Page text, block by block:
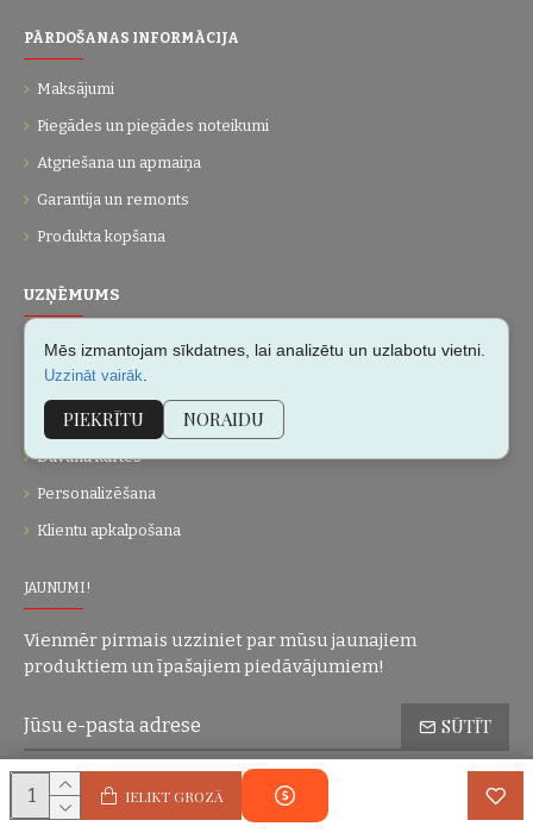
IELIKT GROZĀ
PĀRDOŠANAS INFORMĀCIJA
Maksājumi
Piegādes un piegādes noteikumi
Atgriešana un apmaiņa
Garantija un remonts
Produkta kopšana
UZŅĒMUMS
Par mums
Kontakti
Vietnes karte
Dāvanu kartes
Personalizēšana
Klientu apkalpošana
JAUNUMI!
Vienmēr pirmais uzziniet par mūsu jaunajiem
produktiem un īpašajiem piedāvājumiem!
SŪTĪT
Esmu iepazinies(-usies) ar sadaļu Konfidencialitātes politika
piekrītu visiem minētajiem noteikumiem
Mēs izmantojam sīkdatnes, lai analizētu un uzlabotu vietni.
Uzzināt vairāk
PIEKRĪTU NORAIDU